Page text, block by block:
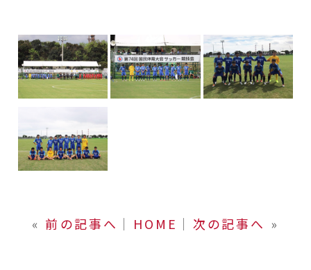
« 前の記事へ │ HOME │ 次の記事へ »